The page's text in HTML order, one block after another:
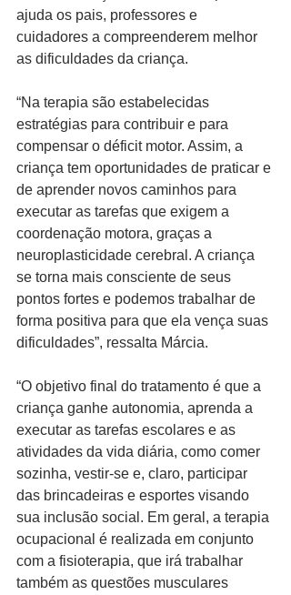
ajuda os pais, professores e
cuidadores a compreenderem melhor
as dificuldades da criança.
“Na terapia são estabelecidas
estratégias para contribuir e para
compensar o déficit motor. Assim, a
criança tem oportunidades de praticar e
de aprender novos caminhos para
executar as tarefas que exigem a
coordenação motora, graças a
neuroplasticidade cerebral. A criança
se torna mais consciente de seus
pontos fortes e podemos trabalhar de
forma positiva para que ela vença suas
dificuldades”, ressalta Márcia.
“O objetivo final do tratamento é que a
criança ganhe autonomia, aprenda a
executar as tarefas escolares e as
atividades da vida diária, como comer
sozinha, vestir-se e, claro, participar
das brincadeiras e esportes visando
sua inclusão social. Em geral, a terapia
ocupacional é realizada em conjunto
com a fisioterapia, que irá trabalhar
também as questões musculares